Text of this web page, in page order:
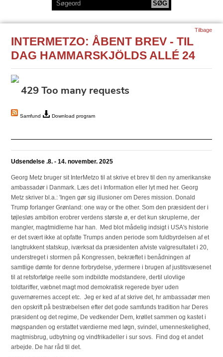
INTERMETZO: ÅBENT BREV - TIL
DAG HAMMARSKJÖLDS ALLÉ 24
Samfund Download program
Udsendelse .8. - 14. november. 2025
Georg Metz bruger sit InterMetzo til at skrive et brev til den ny amerikanske
ambassadør i Danmark. Læs det i Information eller lyt med her. Georg
Metz skriver bl.a.: 'Ingen gør sig illusioner om Deres mission. Donald
Trump forlanger Grønland: one way or the other. Som den præsident der i
tøjlesløs ambition erobrer verdens største ø, er det kun skruplerne, der
mangler, magtmidlerne har han. Med blot mådelig indsigt i USA's historie
er det svært ikke at opfatte Trumps anden periode som fuldbyrdelsen af et
langtrukkent statskup, iværksat da præsidenten afviste valgresultatet i 20,
understreget i stormen på Kongressen, bekræftet i benådningen af
samtlige dømte for denne forbrydelse, ydermere i brugen af justitsvæsenet
til at retsforfølge reelle som indbildte modstandere, dertil ulovlige
toldtariffer, væbnet magt mod demokratisk regerede byer uden
guvernørernes accept etc. Jeg er ked af at skrive det, hr ambassadør men
den opskrift på bestræbelsen efter det gode samfunds tradition har Deres
præsident og det regime, De vedkender Dem, krøllet sammen og kastet i
møgspanden og erstattet værdierne med løgn, svindel, umenneskelighed,
magtmisbrug, udbytning og vindfrikadeller i sur sovs. Find dog et andet
arbejde. De har råd til det.
Tilbage